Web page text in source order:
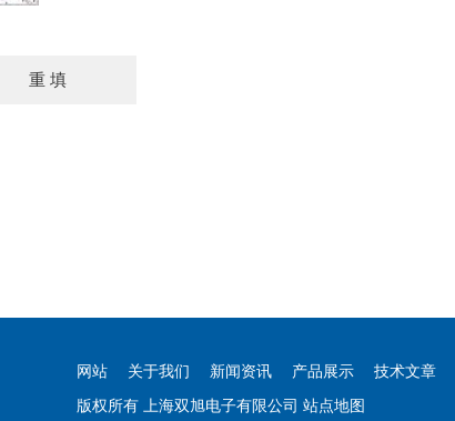
网站 关于我们 新闻资讯 产品展示 技术文章
版权所有 上海双旭电子有限公司 站点地图